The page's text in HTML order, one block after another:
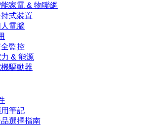
家電 & 物聯網
式裝置
電腦
監控
& 能源
驅動器
用筆記
品選擇指南